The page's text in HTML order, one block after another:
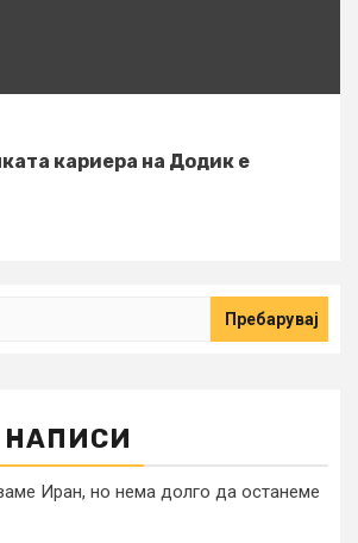
кариера на Додик е
Иран, но нема долго да останеме